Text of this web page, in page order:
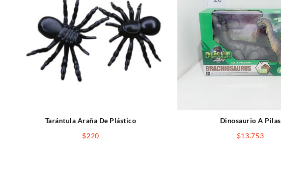
Tarántula Araña De Plástico
$220
Dinosaurio A Pilas
$13.753